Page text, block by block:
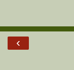
‹